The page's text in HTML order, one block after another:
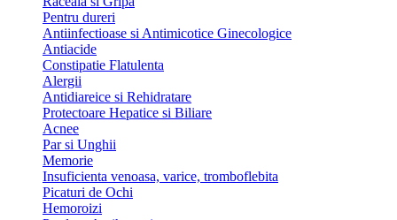
Pentru dureri
Antiinfectioase si Antimicotice Ginecologice
Antiacide
Constipatie Flatulenta
Alergii
Antidiareice si Rehidratare
Protectoare Hepatice si Biliare
Acnee
Par si Unghii
Memorie
Insuficienta venoasa, varice, tromboflebita
Picaturi de Ochi
Hemoroizi